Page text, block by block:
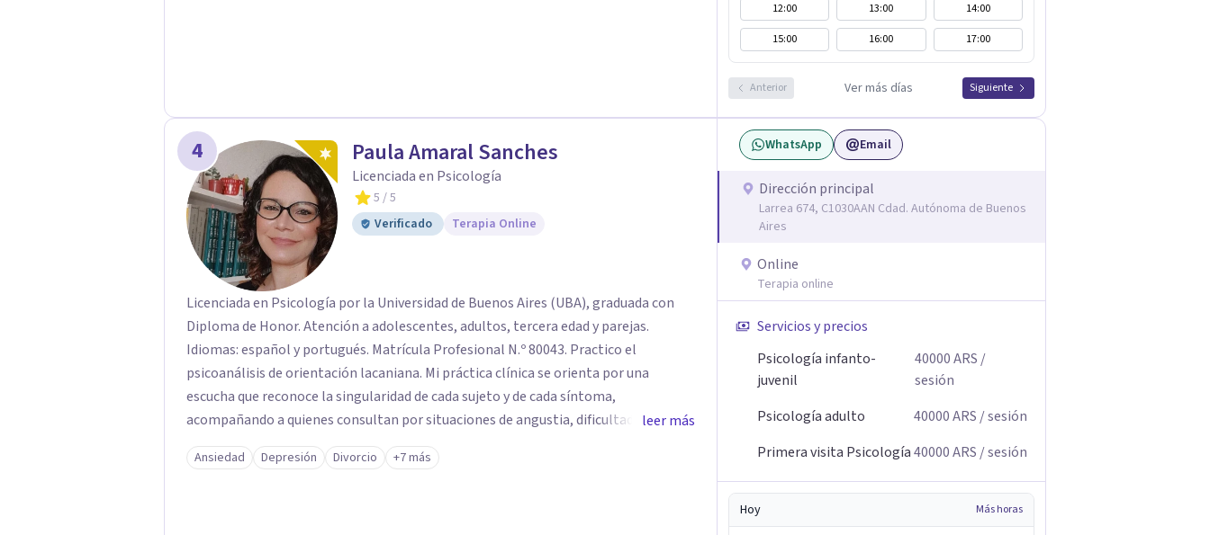
12:00 13:00
14:00
15:00
16:00 17:00
Anterior Ver más días Siguiente
4 Paula Amaral Sanches
Licenciada en Psicología
5 / 5
Verificado
Terapia Online
Licenciada en Psicología por la Universidad de Buenos Aires (UBA), graduada con
Diploma de Honor. Atención a adolescentes, adultos, tercera edad y parejas.
Idiomas: español y portugués. Matrícula Profesional N.º 80043. Practico el
psicoanálisis de orientación lacaniana. Mi práctica clínica se orienta por una
escucha que reconoce la singularidad de cada sujeto y de cada síntoma,
acompañando a quienes consultan por situaciones de angustia, dificultades en los
vínculos, inhibiciones, duelos, crisis vitales, padecimientos subjetivos y otros
modos de malestar. La práctica analítica propone un espacio de palabra donde
leer más
Ansiedad Depresión Divorcio +7 más
WhatsApp Email
Dirección principal
Larrea 674, C1030AAN Cdad. Autónoma de Buenos
Aires
Online
Terapia online
Servicios y precios
Psicología infanto-
juvenil
40000ARS /
sesión
Psicología adulto
40000ARS / sesión
Primera visita Psicología40000ARS / sesión
Hoy Más horas